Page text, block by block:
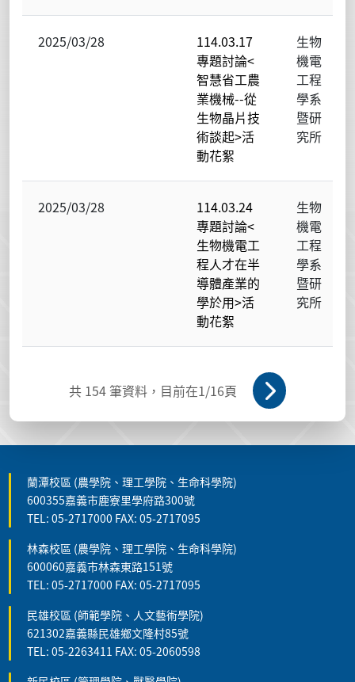
2025/03/28
114.03.17
專題討論<
智慧省工農
業機械--從
生物晶片技
術談起>活
動花絮
生物
機電
工程
學系
暨研
究所
2025/03/28
114.03.24
專題討論<
生物機電工
程人才在半
導體產業的
學於用>活
動花絮
生物
機電
工程
學系
暨研
究所
共 154 筆資料，目前在1/16頁
蘭潭校區 (農學院、理工學院、生命科學院)
600355嘉義市鹿寮里學府路300號
TEL: 05-2717000 FAX: 05-2717095
林森校區 (農學院、理工學院、生命科學院)
600060嘉義市林森東路151號
TEL: 05-2717000 FAX: 05-2717095
民雄校區 (師範學院、人文藝術學院)
621302嘉義縣民雄鄉文隆村85號
TEL: 05-2263411 FAX: 05-2060598